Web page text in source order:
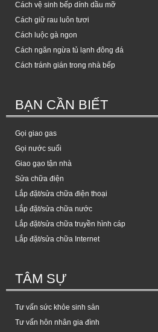
Cách vệ sinh bếp dính dầu mỡ
Cách giữ rau luôn tươi
Cách luộc gà ngon
Cách ngăn ngừa tủ lạnh đông đá
Cách tránh gián trong nhà bếp
BẠN CẦN BIẾT
Gọi giao gas
Gọi nước suối
Giao gạo tận nhà
Sửa chữa điện
Lắp đặt/sửa chữa điện thoại
Lắp đặt/sửa chữa nước
Lắp đặt/sửa chữa truyền hình cáp
Lắp đặt/sửa chữa Internet
TÂM SỰ
Tư vấn sức khỏe sinh sản
Tư vấn hôn nhân gia đình